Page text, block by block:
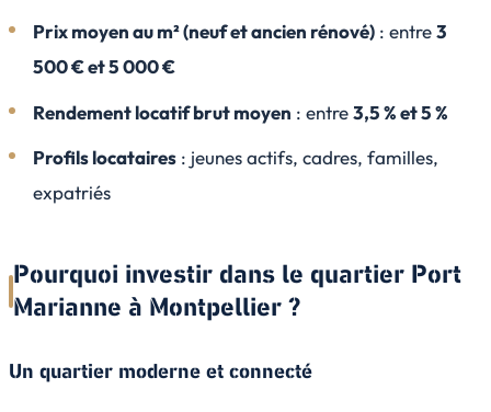
Prix moyen au m² (neuf et ancien rénové) : entre3
500 € et 5 000 €
Rendement locatif brut moyen : entre3,5 % et 5 %
Profils locataires : jeunes actifs, cadres, familles,
expatriés
Pourquoi investir dans le quartier Port
Marianne à Montpellier ?
Un quartier moderne et connecté